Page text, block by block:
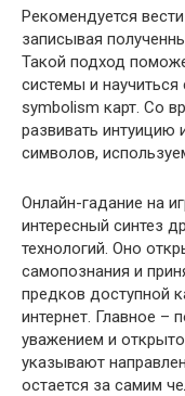
Рекомендуется
записывая
Такой подход
системы и
symbolism карт. Со
развивать интуицию
символов,
Онлайн-гадание на
интересный синтез
технологий. Оно
самопознания и
предков доступной
интернет. Главное –
уважением и
указывают
остается за самим